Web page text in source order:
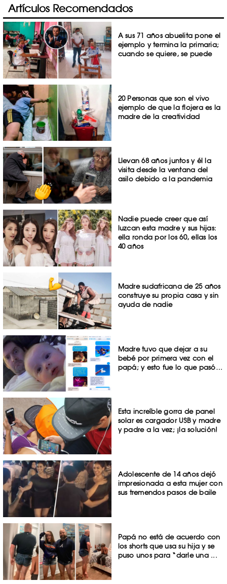
Artículos Recomendados
A sus 71 años abuelita pone el
ejemplo y termina la primaria;
cuando se quiere, se puede
20 Personas que son el vivo
ejemplo de que la flojera es la
madre de la creatividad
Llevan 68 años juntos y él la
visita desde la ventana del
asilo debido a la pandemia
Nadie puede creer que así
luzcan esta madre y sus hijas:
ella ronda por los 60, ellas los
40 años
Madre sudafricana de 25 años
construye su propia casa y sin
ayuda de nadie
Madre tuvo que dejar a su
bebé por primera vez con el
papá; y esto fue lo que pasó…
Esta increíble gorra de panel
solar es cargador USB y madre
y padre a la vez; ¡la solución!
Adolescente de 14 años dejó
impresionada a esta mujer con
sus tremendos pasos de baile
Papá no está de acuerdo con
los shorts que usa su hija y se
puso unos para “darle una ...